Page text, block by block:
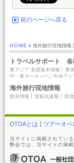
前のページへ戻る
HOME › 海外旅行現地情報
トラベルサポート 各
東アジア 各国基本情報 東
中・東ヨーロッパ／中央ア
海外旅行現地情報
観光情報 渡航先速報 現
OTOAとは ツアーオ
当サイトに掲載されてい
弊会では、当サイトの掲